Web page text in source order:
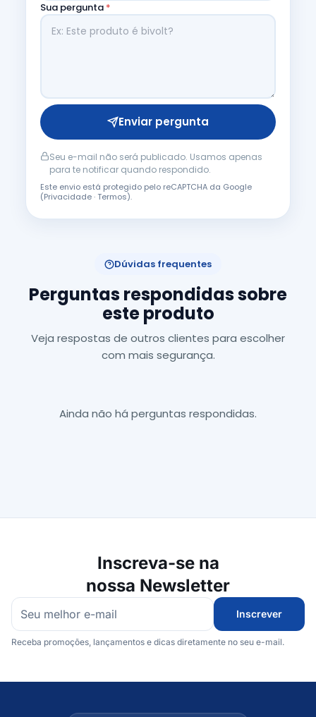
Sua pergunta *
Enviar pergunta
Seu e-mail não será publicado. Usamos apenas
para te notificar quando respondido.
Este envio está protegido pelo reCAPTCHA da Google
(Privacidade·Termos).
Dúvidas frequentes
Perguntas respondidas sobre
este produto
Veja respostas de outros clientes para escolher
com mais segurança.
Ainda não há perguntas respondidas.
Inscreva-se na
nossa Newsletter
Inscrever
Receba promoções, lançamentos e dicas diretamente no seu e-mail.